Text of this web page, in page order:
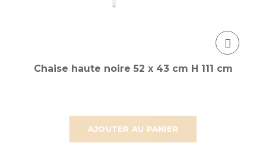
AJOUTER AU PANIER
Chaise haute noire 52 x 43 cm H 111 cm